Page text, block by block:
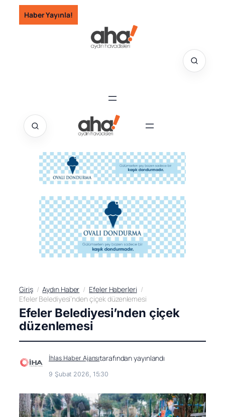
İçeriğe
geç
Haber Yayınla!
Giriş Aydın Haber
Efeler Haberleri
Efeler Belediyesi’nden çiçek düzenlemesi
Efeler Belediyesi’nden çiçek
düzenlemesi
İhlas Haber Ajansıtarafından yayınlandı
9 Şubat 2026, 15:30